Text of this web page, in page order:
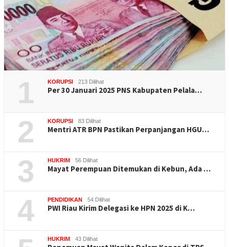
1 KORUPSI 213 Dilihat
Per 30 Januari 2025 PNS Kabupaten Pelala…
2 KORUPSI 83 Dilihat
Mentri ATR BPN Pastikan Perpanjangan HGU…
3 HUKRIM 56 Dilihat
Mayat Perempuan Ditemukan di Kebun, Ada …
4 PENDIDIKAN 54 Dilihat
PWI Riau Kirim Delegasi ke HPN 2025 di K…
HUKRIM 43 Dilihat